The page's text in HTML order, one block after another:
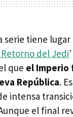
serie tiene lugar
Retorno del Jedi
que el Imperio
República.
intensa
el final